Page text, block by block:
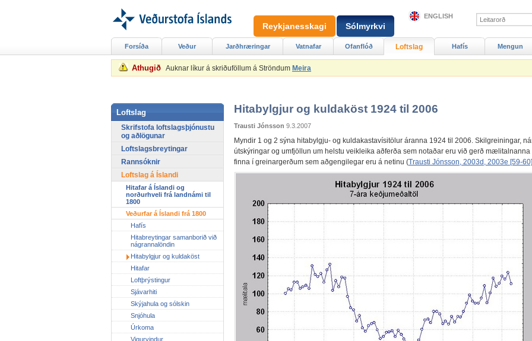
Athugið Auknar líkur á skriðuföllum á Ströndum Meira
Hitabylgjur og kuldaköst 1924 til 2006
Trausti Jónsson 9.3.2007
Myndir 1 og 2 sýna hitabylgju- og kuldakastavísitölur áranna 1924 til 2006. Skilgreiningar,
útskýringar og umfjöllun um helstu veikleika aðferða sem notaðar eru við gerð mælitalnanna
finna í greinargerðum sem aðgengilegar eru á netinu (Trausti Jónsson, 2003d, 2003e [59-60]
Forsíða Veður Jarðhræringar Vatnafar Ofanflóð Loftslag Hafís Mengun
Loftslag
Skrifstofa loftslagsþjónustu
og aðlögunar
Loftslagsbreytingar
Rannsóknir
Loftslag á Íslandi
Hitafar á Íslandi og
norðurhveli frá landnámi til
1800
Veðurfar á Íslandi frá 1800
Hafís
Hitabreytingar samanborið við
nágrannalöndin
Hitabylgjur og kuldaköst
Hitafar
Loftþrýstingur
Sjávarhiti
Skýjahula og sólskin
Snjóhula
Úrkoma
Vigurvindur
Reykjanesskagi Sólmyrkvi
ENGLISH